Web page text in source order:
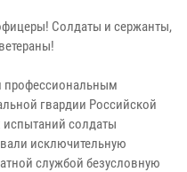
Солдаты и сержанты,
профессиональным
гвардии Российской
солдаты
исключительную
службой безусловную